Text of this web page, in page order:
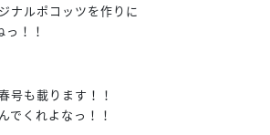
ナルポコッツを作りに
！！
号も載ります！！
でくれよなっ！！